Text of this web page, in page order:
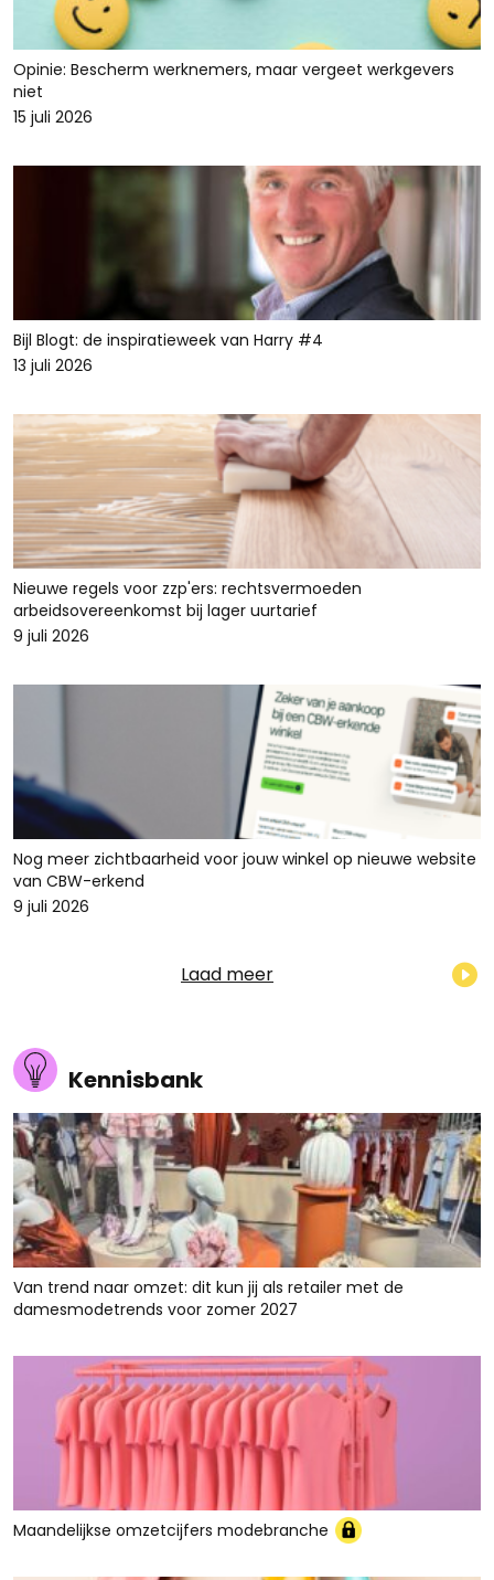
Opinie: Bescherm werknemers, maar vergeet werkgevers
niet
15 juli 2026
Bijl Blogt: de inspiratieweek van Harry #4
13 juli 2026
Nieuwe regels voor zzp'ers: rechtsvermoeden
arbeidsovereenkomst bij lager uurtarief
9 juli 2026
Nog meer zichtbaarheid voor jouw winkel op nieuwe website
van CBW-erkend
9 juli 2026
Laad meer
Kennisbank
Van trend naar omzet: dit kun jij als retailer met de
damesmodetrends voor zomer 2027
Maandelijkse omzetcijfers modebranche